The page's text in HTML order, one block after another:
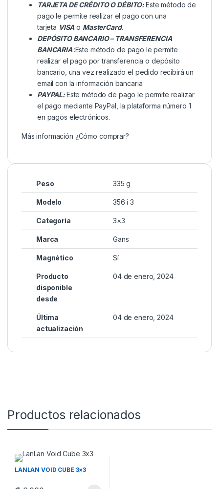
TARJETA DE CRÉDITO O DÉBITO:Este método de
pago le permite realizar el pago con una
tarjeta VISA o MasterCard.
DEPÓSITO BANCARIO – TRANSFERENCIA
BANCARIA :Este método de pago le permite
realizar el pago por transferencia o depósito
bancario, una vez realizado el pedido recibirá un
email con la información bancaria.
PAYPAL:Este método de pago le permite realizar
el pago mediante PayPal, la plataforma número 1
en pagos electrónicos.
Más información ¿Cómo comprar?
Peso 335 g
Modelo 356 i 3
Categoría 3×3
Marca Gans
Magnético Sí
Producto
disponible
desde
04 de enero, 2024
Última
actualización
04 de enero, 2024
Productos relacionados
LANLAN VOID CUBE 3×3